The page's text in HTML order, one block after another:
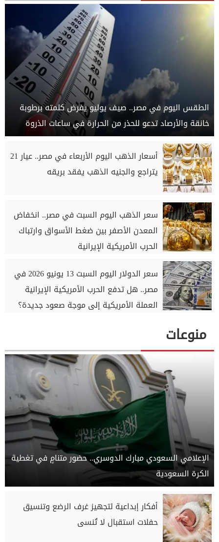
الطقس اليوم في مصر.. صيف يوليو يفرض كلمته برطوبة
خانقة والأرصاد تدعو للحذر من الحرارة في ساعات الذروة
أسعار الذهب اليوم الأربعاء في مصر.. عيار 21
يتراجع والجنيه الذهب يفقد بريقه
سعر الذهب اليوم السبت في مصر.. انخفاض
المعدن الأصفر بين ضغط الأسواق وارتباك
الحرب الأمريكية الإيرانية
سعر الدولار اليوم السبت 13 يونيو 2026 في
مصر.. هل تدفع الحرب الأمريكية الإيرانية
العملة الأمريكية إلى موجة صعود جديدة؟
منوعات
الإعلامي السعودي مبارك الدوسري.. حضور متنامٍ في تغطية
الكرة السعودية
أفكار إبداعية لتجهيز غرف الرضع وتنسيق
حفلات استقبال لا تُنسى